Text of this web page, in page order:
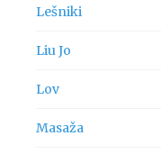
Lešniki
Liu Jo
Lov
Masaža